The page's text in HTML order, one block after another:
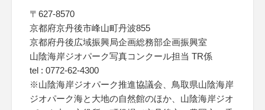
〒627-8570
京都府京丹後市峰山町丹波855
京都府丹後広域振興局企画総務部企画振興室
山陰海岸ジオパーク写真コンクール担当 TR係
tel : 0772-62-4300
※山陰海岸ジオパーク推進協議会、鳥取県山陰海岸
ジオパーク海と大地の自然館のほか、山陰海岸ジオ